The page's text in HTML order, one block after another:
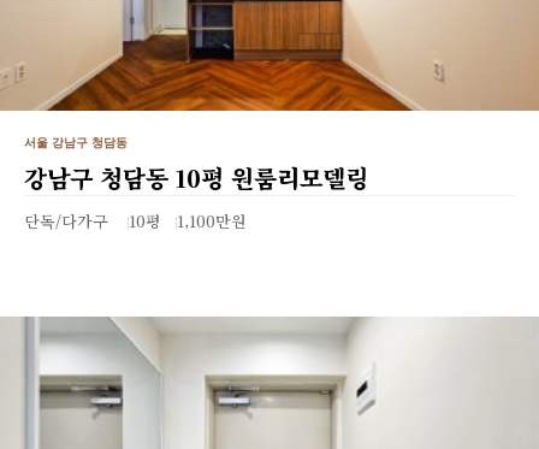
서울 강남구 청담동
강남구 청담동 10평 원룸리모델링
단독/다가구 10평 1,100만원